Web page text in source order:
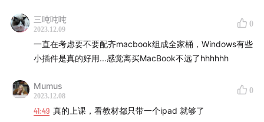
三吨吨吨
2023.12.09
0
一直在考虑要不要配齐macbook组成全家桶，Windows有些
小插件是真的好用...感觉离买MacBook不远了hhhhhh
Mumus
2023.12.08
0
41:49 真的上课，看教材都只带一个ipad 就够了